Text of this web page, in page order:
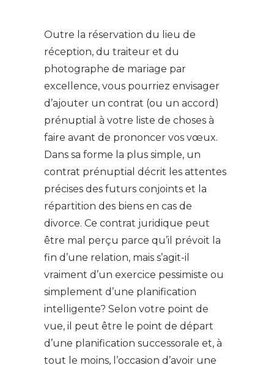
Outre la réservation du lieu de
réception, du traiteur et du
photographe de mariage par
excellence, vous pourriez envisager
d’ajouter un contrat (ou un accord)
prénuptial à votre liste de choses à
faire avant de prononcer vos vœux.
Dans sa forme la plus simple, un
contrat prénuptial décrit les attentes
précises des futurs conjoints et la
répartition des biens en cas de
divorce. Ce contrat juridique peut
être mal perçu parce qu’il prévoit la
fin d’une relation, mais s’agit-il
vraiment d’un exercice pessimiste ou
simplement d’une planification
intelligente? Selon votre point de
vue, il peut être le point de départ
d’une planification successorale et, à
tout le moins, l’occasion d’avoir une